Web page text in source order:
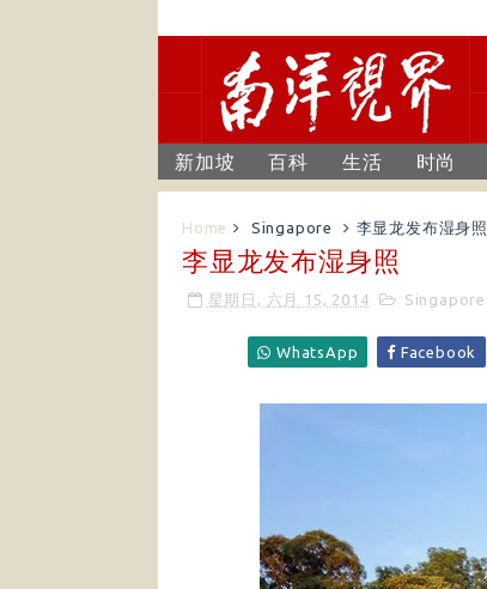
新加坡 百科 生活 时尚
Home Singapore 李显龙发布湿身照
李显龙发布湿身照
星期日, 六月 15, 2014 Singapore
WhatsApp Facebook